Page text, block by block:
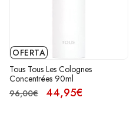
OFERTA
Tous Tous Les Colognes
Concentrées 90ml
96,00€
44,95€